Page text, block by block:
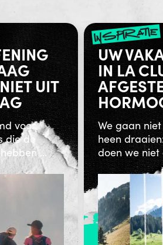
UIT
voor
die de
...
inspiratie
UW
IN LA
We gaan
heen
doen we niet